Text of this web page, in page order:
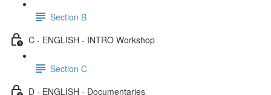
Section B
C - ENGLISH - INTRO Workshop
Section C
D - ENGLISH - Documentaries